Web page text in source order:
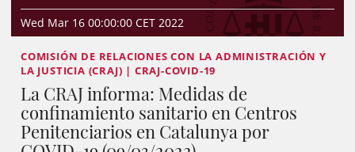
Wed Mar 16 00:00:00 CET 2022
COMISIÓN DE RELACIONES CON LA ADMINISTRACIÓN Y
LA JUSTICIA (CRAJ) | CRAJ-COVID-19
La CRAJ informa: Medidas de
confinamiento sanitario en Centros
Penitenciarios en Catalunya por